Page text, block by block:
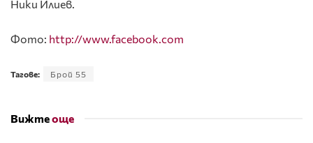
Ники Илиев.
Фото: http://www.facebook.com
Тагове: Брой 55
Вижтеоще